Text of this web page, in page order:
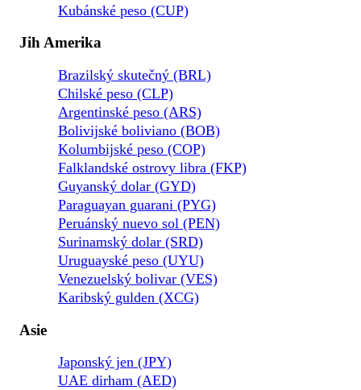
Kubánské peso (CUP)
Jih Amerika
Brazilský skutečný (BRL)
Chilské peso (CLP)
Argentinské peso (ARS)
Bolivijské boliviano (BOB)
Kolumbijské peso (COP)
Falklandské ostrovy libra (FKP)
Guyanský dolar (GYD)
Paraguayan guarani (PYG)
Peruánský nuevo sol (PEN)
Surinamský dolar (SRD)
Uruguayské peso (UYU)
Venezuelský bolivar (VES)
Karibský gulden (XCG)
Asie
Japonský jen (JPY)
UAE dirham (AED)